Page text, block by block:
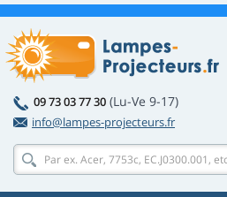
09 73 03 77 30 (Lu-Ve 9-17)
info@lampes-projecteurs.fr